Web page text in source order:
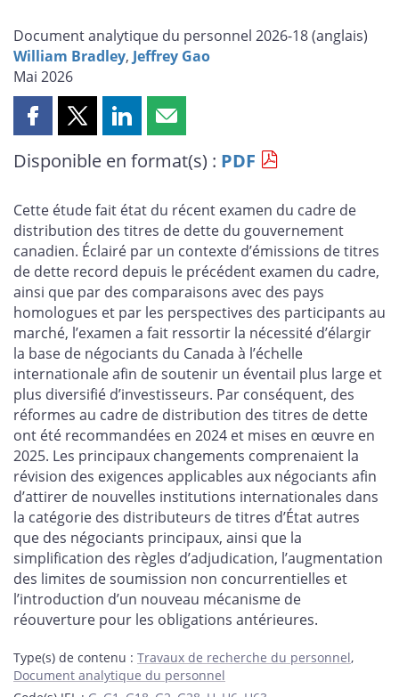
Document analytique du personnel 2026-18 (anglais)
William Bradley, Jeffrey Gao
Mai 2026
Partager
page
Facebook
Partager
page
X
Partager
page
LinkedIn
Partager
page
courriel
Disponible en format(s) : PDF
Cette étude fait état du récent examen du cadre de
distribution des titres de dette du gouvernement
canadien. Éclairé par un contexte d’émissions de titres
de dette record depuis le précédent examen du cadre,
ainsi que par des comparaisons avec des pays
homologues et par les perspectives des participants au
marché, l’examen a fait ressortir la nécessité d’élargir
la base de négociants du Canada à l’échelle
internationale afin de soutenir un éventail plus large et
plus diversifié d’investisseurs. Par conséquent, des
réformes au cadre de distribution des titres de dette
ont été recommandées en 2024 et mises en œuvre en
2025. Les principaux changements comprenaient la
révision des exigences applicables aux négociants afin
d’attirer de nouvelles institutions internationales dans
la catégorie des distributeurs de titres d’État autres
que des négociants principaux, ainsi que la
simplification des règles d’adjudication, l’augmentation
des limites de soumission non concurrentielles et
l’introduction d’un nouveau mécanisme de
réouverture pour les obligations antérieures.
Type(s) de contenu : Travaux de recherche du personnel,
Document analytique du personnel